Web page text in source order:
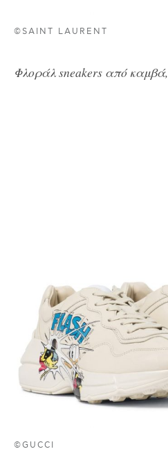
©SAINT LAURENT
Φλοράλ sneakers από καμβά,
©GUCCI